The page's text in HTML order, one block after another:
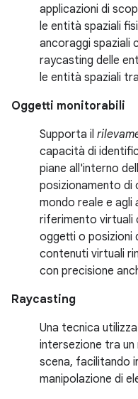
applicazioni di
le entità spaziali
ancoraggi spaziali
raycasting delle
le entità spaziali
Oggetti monitorabili
Supporta il
capacità di
piane all'interno
posizionamento di
mondo reale e agli
riferimento virtuali
oggetti o posizioni
contenuti virtuali
con precisione
Raycasting
Una tecnica
intersezione tra un
scena, facilitando
manipolazione di